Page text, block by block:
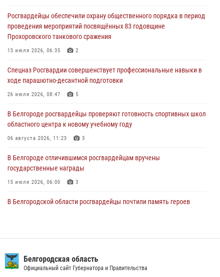
06 августа 2026, 12:05 3
В Белгороде росгвардейцы проверяют готовность спортивных школ
областного центра к новому учебному году
Росгвардия обеспечила общественную безопасность празднования
83-й годовщины освобождения г. Белгорода от немецко -
06 августа 2026, 06:54 3
Офицеры Росгвардии и ветераны войск правопорядка почтили
05 августа 2026, 17:12 2
Росгвардейцы обеспечили охрану общественного порядка в период
проведения мероприятий посвящённых 83 годовщине
Прохоровского танкового сражения
13 июля 2026, 06:35 2
Спецназ Росгвардии совершенствует профессиональные навыки в
ходе парашютно-десантной подготовки
26 июля 2026, 08:47 5
В Белгороде росгвардейцы проверяют готовность спортивных школ
областного центра к новому учебному году
06 августа 2026, 11:23 3
В Белгороде отличившимся росгвардейцам вручены
государственные награды
15 июля 2026, 06:00 3
В Белгородской области росгвардейцы почтили память героев
беседу по профилактике аварийности
09 июля 2026, 10:07
Белгородская область
Официальный сайт Губернатора и Правительства